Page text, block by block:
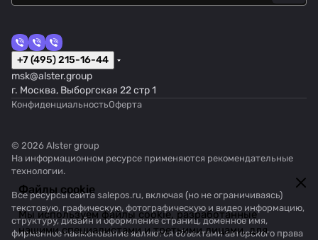
Файлы cookie
Мы используем файлы cookie, разработанные
нашими специалистами и третьими лицами, для
+7 (495) 215-16-44
msk@alster.group
г. Москва, Выборгская 22 стр 1
КонфиденциальностьОферта
© 2026 Alster group
На информационном ресурсе применяются рекомендательные
технологии.
Все ресурсы сайта salepos.ru, включая (но не ограничиваясь)
текстовую, графическую, фотографическую и видео информацию,
структуру, дизайн и оформление страниц, доменное имя,
фирменное наименование являются объектами авторского права